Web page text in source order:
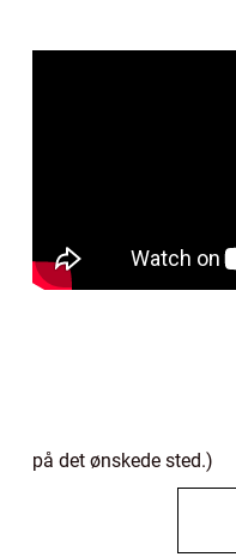
på det ønskede sted.)